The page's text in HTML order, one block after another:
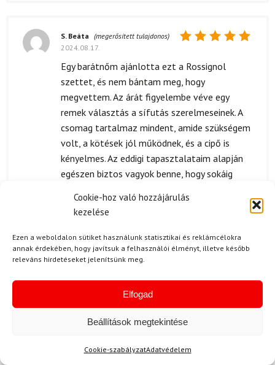
Cookie-hoz való hozzájárulás
kezelése
Ezen a weboldalon sütiket használunk statisztikai és reklámcélokra
annak érdekében, hogy javítsuk a felhasználói élményt, illetve később
releváns hirdetéseket jelenítsünk meg.
Elfogad
Beállítások megtekintése
Cookie-szabályzatAdatvédelem
5/ 5
S. Beáta (megerősített tulajdonos)
2024.08.17.
Egy barátnőm ajánlotta ezt a Rossignol
szettet, és nem bántam meg, hogy
megvettem. Az árát figyelembe véve egy
remek választás a sífutás szerelmeseinek. A
csomag tartalmaz mindent, amide szükségem
volt, a kötések jól működnek, és a cipő is
kényelmes. Az eddigi tapasztalataim alapján
egészen biztos vagyok benne, hogy sokáig
fontos, hogy ne csak a szett ára legyen
Nagyon elégedett vagyok a Rossignol terep
szett minőségével. A sífutás során
fantasztikus tapasztalataim voltak.